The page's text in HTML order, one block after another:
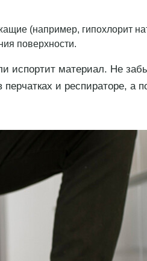
(например, гипохлорит
поверхности.
испортит материал. Не
и респираторе, а